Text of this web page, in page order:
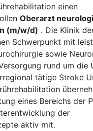
einen
Oberarzt
(m/w/d) . Die Klinik
Schwerpunkt mit
sowie
rund um die
tätige Stroke
eines Bereichs der
der
aktiv mit.